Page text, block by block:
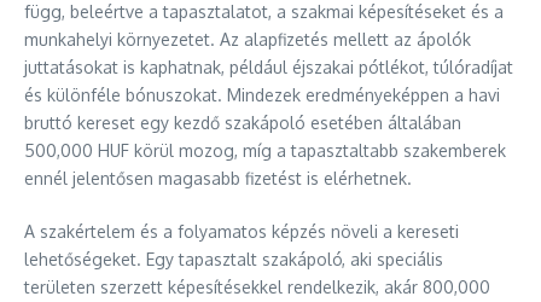
függ, beleértve a tapasztalatot, a szakmai képesítéseket és a
munkahelyi környezetet. Az alapfizetés mellett az ápolók
juttatásokat is kaphatnak, például éjszakai pótlékot, túlóradíjat
és különféle bónuszokat. Mindezek eredményeképpen a havi
bruttó kereset egy kezdő szakápoló esetében általában
500,000 HUF körül mozog, míg a tapasztaltabb szakemberek
ennél jelentősen magasabb fizetést is elérhetnek.
A szakértelem és a folyamatos képzés növeli a kereseti
lehetőségeket. Egy tapasztalt szakápoló, aki speciális
területen szerzett képesítésekkel rendelkezik, akár 800,000